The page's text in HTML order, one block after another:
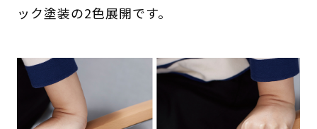
ック塗装の2色展開です。